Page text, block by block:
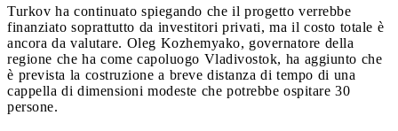
Turkov ha continuato spiegando che il progetto verrebbe
finanziato soprattutto da investitori privati, ma il costo totale è
ancora da valutare. Oleg Kozhemyako, governatore della
regione che ha come capoluogo Vladivostok, ha aggiunto che
è prevista la costruzione a breve distanza di tempo di una
cappella di dimensioni modeste che potrebbe ospitare 30
persone.